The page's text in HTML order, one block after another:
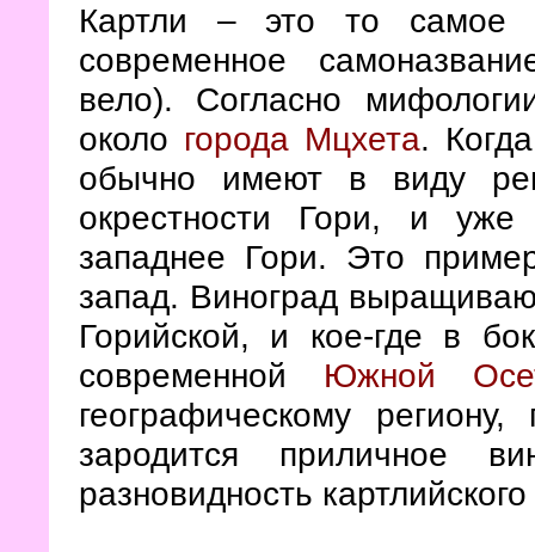
Картли – это то самое
современное
вело). Согласно
около города Мцхета.
обычно имеют в виду
окрестности Гори, и
западнее Гори. Это
запад. Виноград
Горийской, и кое-где в
современной Южной
географическому
зародится приличное
разновидность